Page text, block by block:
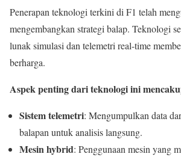
Penerapan teknologi terkini di F1 telah
mengembangkan strategi balap. Teknologi
lunak simulasi dan telemetri real-time
berharga.
Aspek penting dari teknologi ini
Sistem telemetri: Mengumpulkan data
balapan untuk analisis langsung.
Mesin hybrid: Penggunaan mesin yang